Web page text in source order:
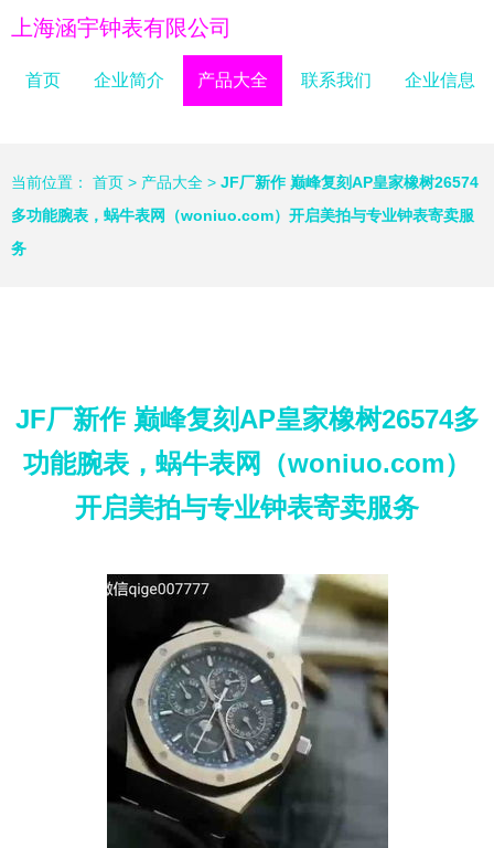
上海涵宇钟表有限公司
首页 企业简介 产品大全 联系我们 企业信息
当前位置： 首页 > 产品大全 > JF厂新作 巅峰复刻AP皇家橡树26574
多功能腕表，蜗牛表网（woniuo.com）开启美拍与专业钟表寄卖服
务
JF厂新作 巅峰复刻AP皇家橡树26574多
功能腕表，蜗牛表网（woniuo.com）
开启美拍与专业钟表寄卖服务